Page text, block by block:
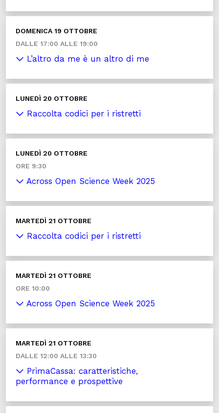
DOMENICA 19 OTTOBRE
DALLE 17:00 ALLE 19:00
L’altro da me è un altro di me
LUNEDÌ 20 OTTOBRE
Raccolta codici per i ristretti
LUNEDÌ 20 OTTOBRE
ORE 9:30
Across Open Science Week 2025
MARTEDÌ 21 OTTOBRE
Raccolta codici per i ristretti
MARTEDÌ 21 OTTOBRE
ORE 10:00
Across Open Science Week 2025
MARTEDÌ 21 OTTOBRE
DALLE 12:00 ALLE 13:30
PrimaCassa: caratteristiche,
performance e prospettive